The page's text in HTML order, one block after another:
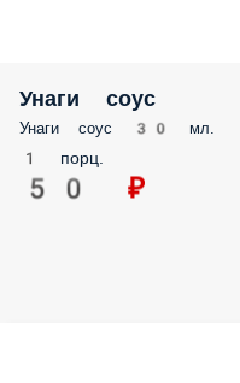
Унаги соус
Унаги соус 30 мл.
1 порц.
50 ₽